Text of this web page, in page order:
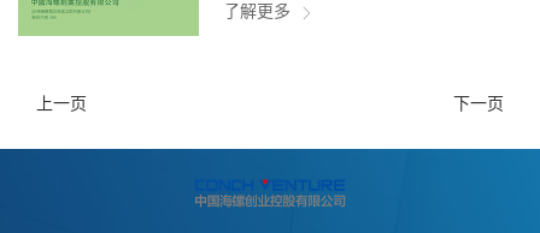
了解更多
上一页 下一页